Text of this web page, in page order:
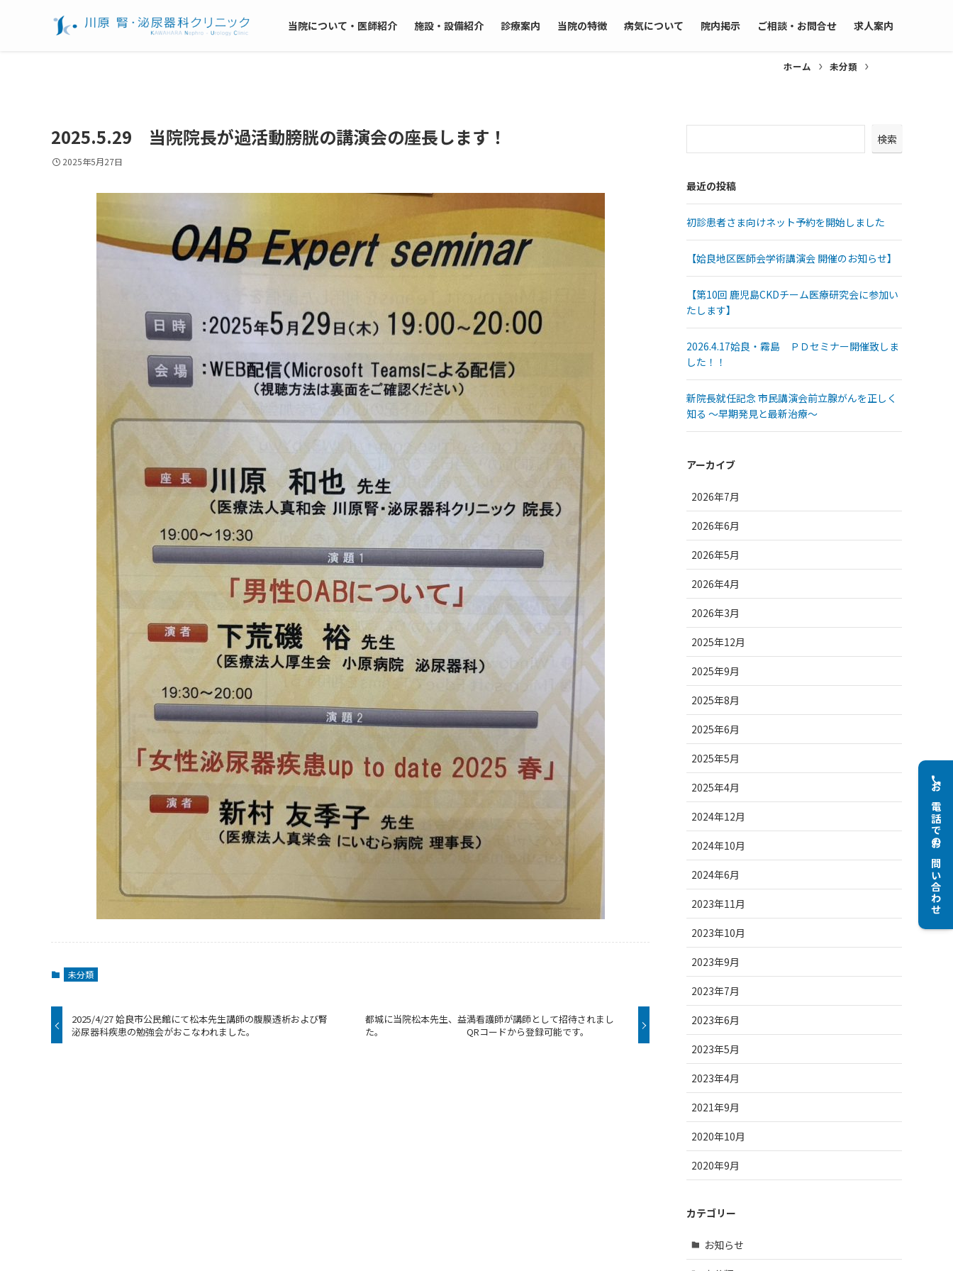
当院について・医師紹介 施設・設備紹介 診療案内 当院の特徴 病気について 院内掲示 ご相談・お問合せ 求人案内
ホーム 未分類
2025.5.29 当院院長が過活動膀胱の講演会の座長します！
2025年5月27日
お電話でのお問い合わせ
未分類
2025/4/27 姶良市公民館にて松本先生講師の腹膜透析および腎
泌尿器科疾患の勉強会がおこなわれました。
都城に当院松本先生、益満看護師が講師として招待されまし
た。 QRコードから登録可能です。
検索
最近の投稿
初診患者さま向けネット予約を開始しました
【姶良地区医師会学術講演会 開催のお知らせ】
【第10回 鹿児島CKDチーム医療研究会に参加い
たします】
2026.4.17姶良・霧島 ＰＤセミナー開催致しま
した！！
新院長就任記念 市民講演会前立腺がんを正しく
知る ～早期発見と最新治療～
アーカイブ
2026年7月
2026年6月
2026年5月
2026年4月
2026年3月
2025年12月
2025年9月
2025年8月
2025年6月
2025年5月
2025年4月
2024年12月
2024年10月
2024年6月
2023年11月
2023年10月
2023年9月
2023年7月
2023年6月
2023年5月
2023年4月
2021年9月
2020年10月
2020年9月
カテゴリー
お知らせ